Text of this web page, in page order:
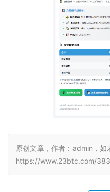
原创文章，作者：admin，如
https://www.23btc.com/